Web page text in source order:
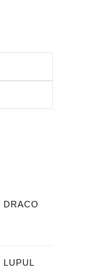
DRACO
LUPUL